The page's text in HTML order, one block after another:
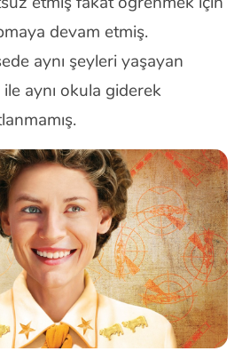
devam etmiş.
aynı şeyleri yaşayan
ile aynı okula giderek